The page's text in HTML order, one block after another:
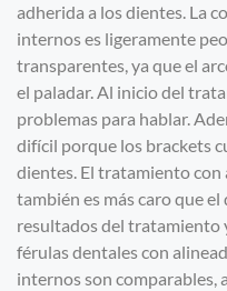
adherida a los dientes. La
internos es ligeramente
transparentes, ya que el
el paladar. Al inicio del
problemas para hablar.
difícil porque los brackets
dientes. El tratamiento
también es más caro que
resultados del tratamiento
férulas dentales con
internos son comparables,